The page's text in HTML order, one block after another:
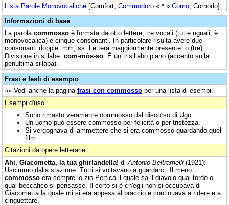
Lista Parole Monovocaliche [Comfort, Commodoro « * » Como , Comodo]
Informazioni di base
La parola commosso è formata da otto lettere, tre vocali (tutte uguali, è
monovocalica) e cinque consonanti. In particolare risulta avere due
consonanti doppie: mm, ss. Lettera maggiormente presente: o (tre).
Divisione in sillabe: com-mòs-so . È un trisillabo piano (accento sulla
penultima sillaba).
Frasi e testi di esempio
»» Vedi anche la pagina frasi con commosso per una lista di esempi.
Esempi d'uso
Sono rimasto veramente commosso dal discorso di Ugo.
Un uomo può essere commosso per felicità o per tristezza.
Si vergognava di ammettere che si era commosso guardando quel
film.
Citazioni da opere letterarie
Ahi, Giacometta, la tua ghirlandella! di Antonio Beltramelli (1921):
Uscimmo dalla stazione. Tutti si voltavano a guardarci. Il meno
commosso era sempre lo zio Pertica il quale sa il diavolo qual tordo o
qual beccafico si pensasse. Il certo si è ch'egli non si occupava di
Giacometta la quale mi si era appesa al braccio e continuava a ridere e a
cinguettare.